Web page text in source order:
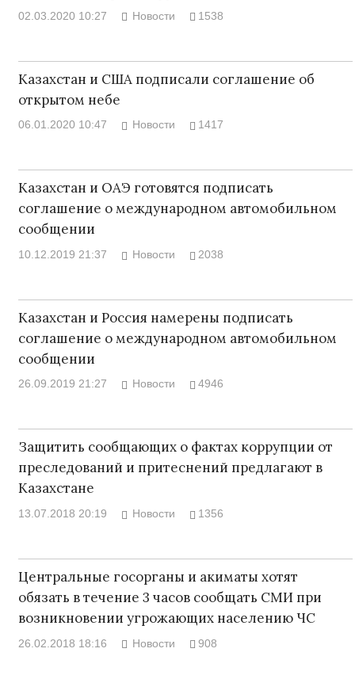
02.03.2020 10:27 Новости 1538
Казахстан и США подписали соглашение об
открытом небе
06.01.2020 10:47 Новости 1417
Казахстан и ОАЭ готовятся подписать
соглашение о международном автомобильном
сообщении
10.12.2019 21:37 Новости 2038
Казахстан и Россия намерены подписать
соглашение о международном автомобильном
сообщении
26.09.2019 21:27 Новости 4946
Защитить сообщающих о фактах коррупции от
преследований и притеснений предлагают в
Казахстане
13.07.2018 20:19 Новости 1356
Центральные госорганы и акиматы хотят
обязать в течение 3 часов сообщать СМИ при
возникновении угрожающих населению ЧС
26.02.2018 18:16 Новости 908